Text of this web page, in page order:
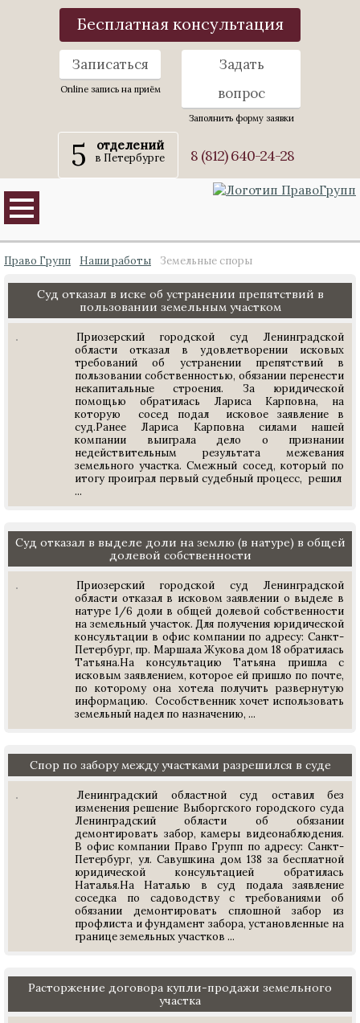
Бесплатная консультация
Записаться
Online запись на приём
Задать
вопрос
Заполнить форму заявки
5 отделений
в Петербурге 8 (812) 640-24-28
Право Групп Наши работы Земельные споры
Суд отказал в иске об устранении препятствий в
пользовании земельным участком
Приозерский городской суд Ленинградской
области отказал в удовлетворении исковых
требований об устранении препятствий в
пользовании собственностью, обязании перенести
некапитальные строения. За юридической
помощью обратилась Лариса Карповна, на
которую сосед подал исковое заявление в
суд.Ранее Лариса Карповна силами нашей
компании выиграла дело о признании
недействительным результата межевания
земельного участка. Смежный сосед, который по
итогу проиграл первый судебный процесс, решил
...
Суд отказал в выделе доли на землю (в натуре) в общей
долевой собственности
Приозерский городской суд Ленинградской
области отказал в исковом заявлении о выделе в
натуре 1/6 доли в общей долевой собственности
на земельный участок. Для получения юридической
консультации в офис компании по адресу: Санкт-
Петербург, пр. Маршала Жукова дом 18 обратилась
Татьяна.На консультацию Татьяна пришла с
исковым заявлением, которое ей пришло по почте,
по которому она хотела получить развернутую
информацию. Сособственник хочет использовать
земельный надел по назначению, ...
Спор по забору между участками разрешился в суде
Ленинградский областной суд оставил без
изменения решение Выборгского городского суда
Ленинградский области об обязании
демонтировать забор, камеры видеонаблюдения.
В офис компании Право Групп по адресу: Санкт-
Петербург, ул. Савушкина дом 138 за бесплатной
юридической консультацией обратилась
Наталья.На Наталью в суд подала заявление
соседка по садоводству с требованиями об
обязании демонтировать сплошной забор из
профлиста и фундамент забора, установленные на
границе земельных участков ...
Расторжение договора купли-продажи земельного
участка